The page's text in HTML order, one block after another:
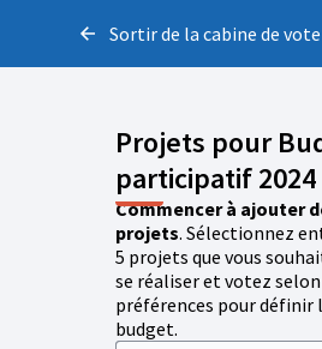
Sortir de la cabine de vote
Projets pour
participatif 2024
Commencer à ajouter
projets. Sélectionnez
5 projets que vous
se réaliser et votez selon
préférences pour définir
budget.